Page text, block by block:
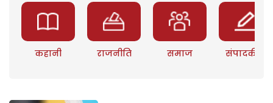
कहानी राजनीति समाज संपादकीय